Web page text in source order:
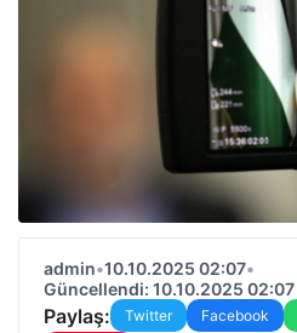
admin•10.10.2025 02:07•
Güncellendi: 10.10.2025 02:07
Paylaş: Twitter Facebook